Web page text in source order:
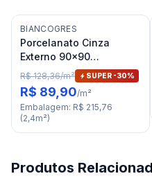
BIANCOGRES
Porcelanato Cinza
Externo 90x90
Biancogres Monaco
Grey RET "A"
R$ 128,36/m² SUPER -30%
R$ 89,90/m²
Embalagem: R$ 215,76
(2,4m²)
Produtos